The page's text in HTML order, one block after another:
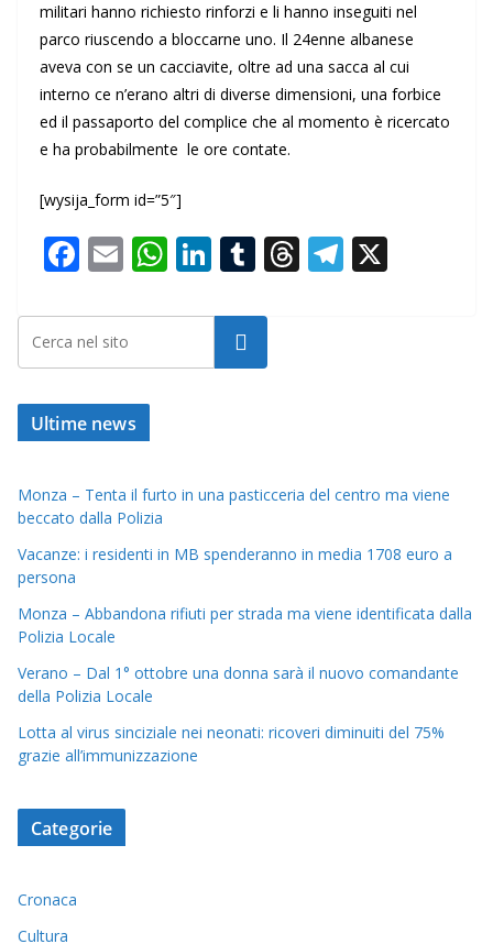
militari hanno richiesto rinforzi e li hanno inseguiti nel
parco riuscendo a bloccarne uno. Il 24enne albanese
aveva con se un cacciavite, oltre ad una sacca al cui
interno ce n’erano altri di diverse dimensioni, una forbice
ed il passaporto del complice che al momento è ricercato
e ha probabilmente le ore contate.
[wysija_form id=”5″]
F
e
b
o
o
E
ai
l
W
at
s
Li
k
e
T
m
bl
T T
Cerca
Ultime news
Monza – Tenta il furto in una pasticceria del centro ma viene
beccato dalla Polizia
Vacanze: i residenti in MB spenderanno in media 1708 euro a
persona
Monza – Abbandona rifiuti per strada ma viene identificata dalla
Polizia Locale
Verano – Dal 1° ottobre una donna sarà il nuovo comandante
della Polizia Locale
Lotta al virus sinciziale nei neonati: ricoveri diminuiti del 75%
grazie all’immunizzazione
Categorie
Cronaca
Cultura